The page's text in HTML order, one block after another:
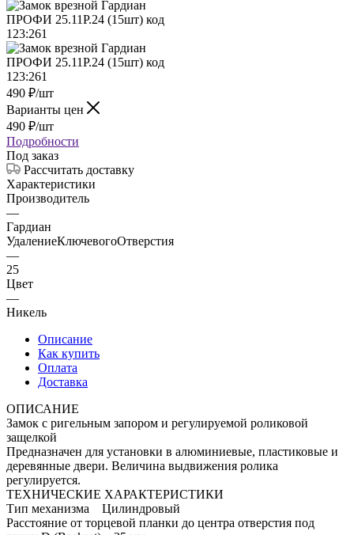
490 ₽/шт
Варианты цен
490 ₽/шт
Подробности
Под заказ
Рассчитать доставку
Характеристики
Производитель
—
Гардиан
УдалениеКлючевогоОтверстия
—
25
Цвет
—
Никель
Описание
Как купить
Оплата
Доставка
ОПИСАНИЕ
Замок с ригельным запором и регулируемой роликовой
защелкой
Предназначен для установки в алюминиевые, пластиковые и
деревянные двери. Величина выдвижения ролика
регулируется.
ТЕХНИЧЕСКИЕ ХАРАКТЕРИСТИКИ
Тип механизма Цилиндровый
Расстояние от торцевой планки до центра отверстия под